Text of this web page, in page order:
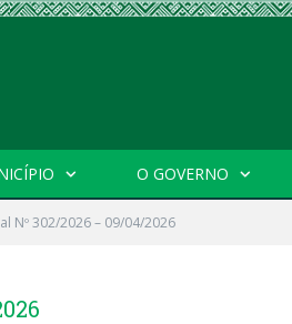
O GOVERNO
Nº 302/2026 – 09/04/2026